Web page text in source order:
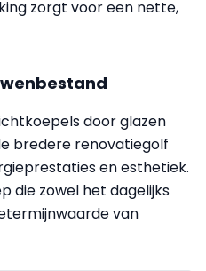
zorgt voor een nette,
door glazen
bredere renovatiegolf
en esthetiek.
die zowel het dagelijks
van